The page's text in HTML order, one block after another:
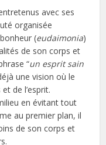
avec ses
organisée
(eudaimonia)
de son corps et
“un esprit sain
une vision où le
de l’esprit.
en évitant tout
au premier plan, il
de son corps et